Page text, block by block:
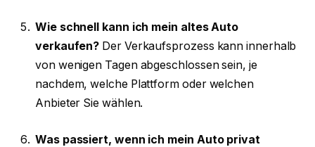
Wie schnell kann ich mein altes Auto
verkaufen? Der Verkaufsprozess kann innerhalb
von wenigen Tagen abgeschlossen sein, je
nachdem, welche Plattform oder welchen
Anbieter Sie wählen.
Was passiert, wenn ich mein Auto privat